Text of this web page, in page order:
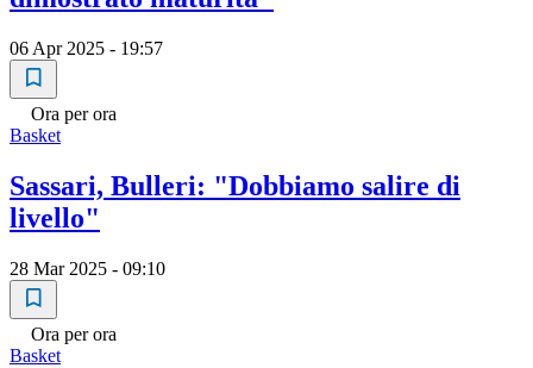
06 Apr 2025 - 19:57
Ora per ora
Basket
Sassari, Bulleri: "Dobbiamo salire di
livello"
28 Mar 2025 - 09:10
Ora per ora
Basket